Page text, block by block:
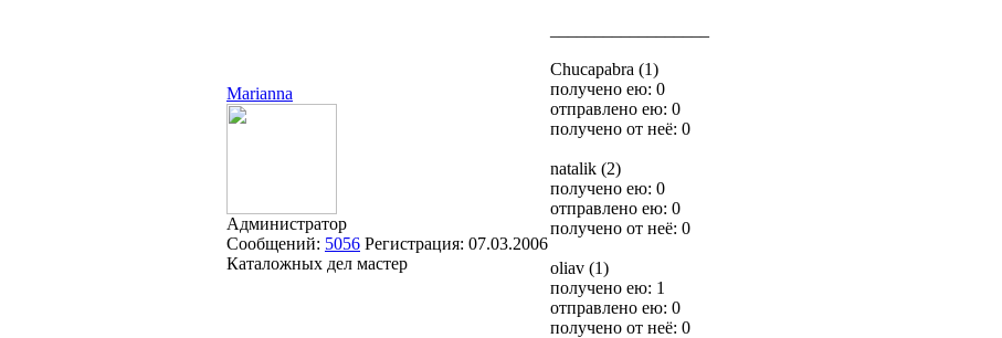
Marianna
Администратор
Сообщений: 5056 Регистрация: 07.03.2006
Каталожных дел мастер
Chucapabra (1)
получено ею: 0
отправлено ею: 0
получено от неё: 0
natalik (2)
получено ею: 0
отправлено ею: 0
получено от неё: 0
oliav (1)
получено ею: 1
отправлено ею: 0
получено от неё: 0